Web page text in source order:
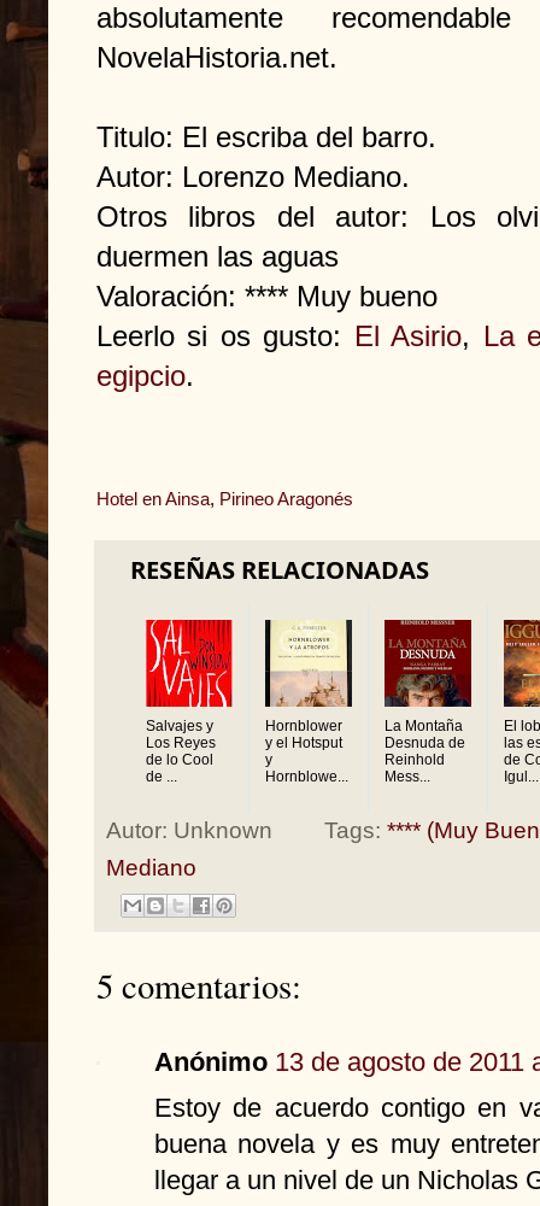
absolutamente
NovelaHistoria.net.
Titulo: El escriba del barro.
Autor: Lorenzo Mediano.
Otros libros del autor: Los
duermen las aguas
Valoración: **** Muy bueno
Leerlo si os gusto: El Asirio, La
egipcio.
Hotel en Ainsa, Pirineo Aragonés
RESEÑAS RELACIONADAS
Salvajes y
Los Reyes
de lo Cool
de ...
Hornblower
y el Hotsput
y
Hornblowe...
La Montaña
Desnuda de
Reinhold
Mess...
El
las
de
Igul...
Autor: Unknown Tags: **** (Muy
Mediano
5 comentarios:
Anónimo 13 de agosto de 2011
Estoy de acuerdo contigo en
buena novela y es muy
llegar a un nivel de un Nicholas